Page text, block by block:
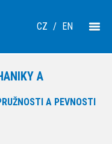
CZ / EN
A
A PEVNOSTI